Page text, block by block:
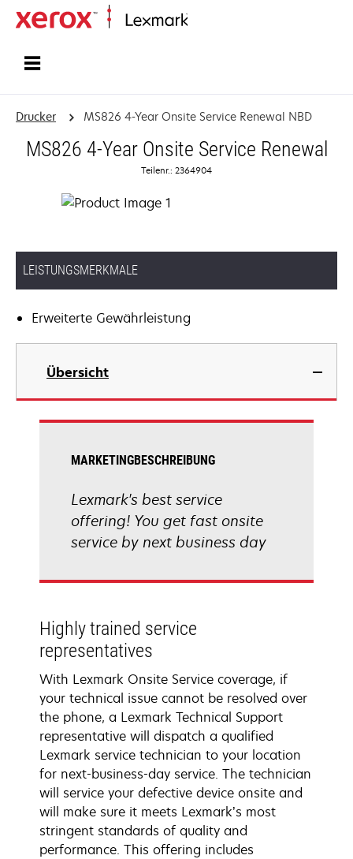
Drucker MS826 4-Year Onsite Service Renewal NBD
MS826 4-Year Onsite Service Renewal
Teilenr.: 2364904
LEISTUNGSMERKMALE
Erweiterte Gewährleistung
Übersicht
MARKETINGBESCHREIBUNG
Lexmark's best service
offering! You get fast onsite
service by next business day
Highly trained service
representatives
With Lexmark Onsite Service coverage, if
your technical issue cannot be resolved over
the phone, a Lexmark Technical Support
representative will dispatch a qualified
Lexmark service technician to your location
for next-business-day service. The technician
will service your defective device onsite and
will make sure it meets Lexmark’s most
stringent standards of quality and
performance. This offering includes